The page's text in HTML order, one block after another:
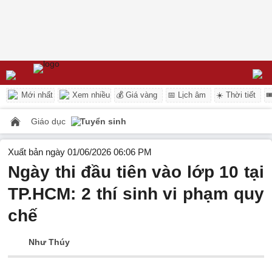
Mới nhất Xem nhiều 💰 Giá vàng 📅 Lịch âm ☀️ Thời tiết
Giáo dục Tuyển sinh
Xuất bản ngày 01/06/2026 06:06 PM
Ngày thi đầu tiên vào lớp 10 tại
TP.HCM: 2 thí sinh vi phạm quy
chế
Như Thúy